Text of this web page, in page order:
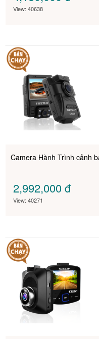
View: 40638
Camera Hành Trình cảnh
2,992,000đ
View: 40271